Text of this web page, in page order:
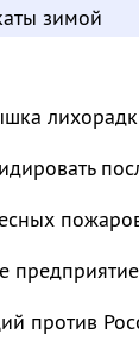
зимой
против